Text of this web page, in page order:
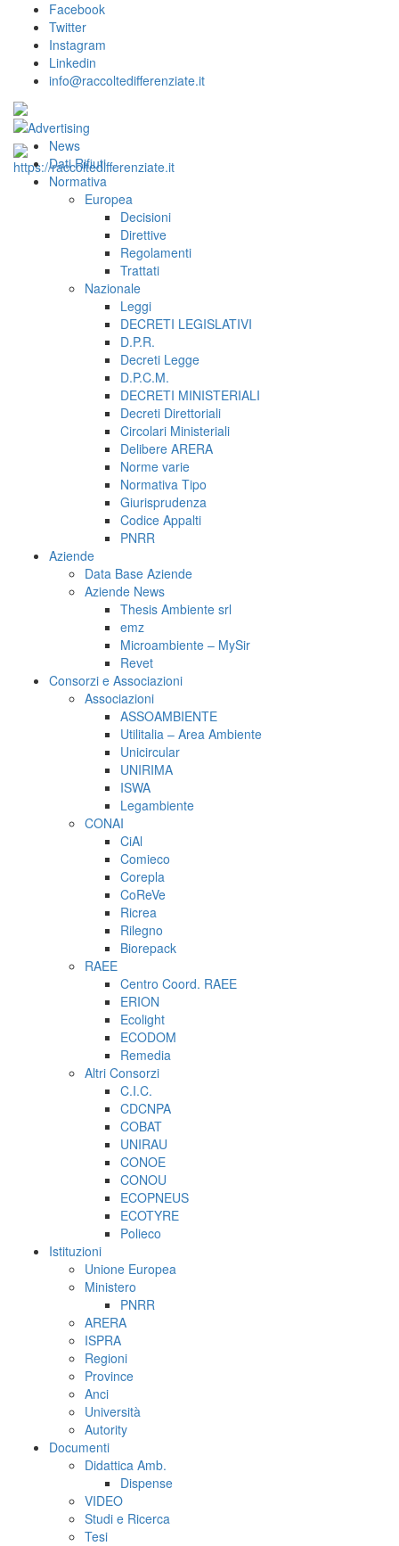
Facebook
Twitter
Instagram
Linkedin
info@raccoltedifferenziate.it
News
Dati Rifiuti
Normativa
Europea
Decisioni
Direttive
Regolamenti
Trattati
Nazionale
Leggi
DECRETI LEGISLATIVI
D.P.R.
Decreti Legge
D.P.C.M.
DECRETI MINISTERIALI
Decreti Direttoriali
Circolari Ministeriali
Delibere ARERA
Norme varie
Normativa Tipo
Giurisprudenza
Codice Appalti
PNRR
Aziende
Data Base Aziende
Aziende News
Thesis Ambiente srl
emz
Microambiente – MySir
Revet
Consorzi e Associazioni
Associazioni
ASSOAMBIENTE
Utilitalia – Area Ambiente
Unicircular
UNIRIMA
ISWA
Legambiente
CONAI
CiAl
Comieco
Corepla
CoReVe
Ricrea
Rilegno
Biorepack
RAEE
Centro Coord. RAEE
ERION
Ecolight
ECODOM
Remedia
Altri Consorzi
C.I.C.
CDCNPA
COBAT
UNIRAU
CONOE
CONOU
ECOPNEUS
ECOTYRE
Polieco
Istituzioni
Unione Europea
Ministero
PNRR
ARERA
ISPRA
Regioni
Province
Anci
Università
Autority
Documenti
Didattica Amb.
Dispense
VIDEO
Studi e Ricerca
Tesi